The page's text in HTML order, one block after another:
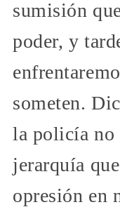
sumisión
poder, y
someten.
la policía no
jerarquía
opresión en